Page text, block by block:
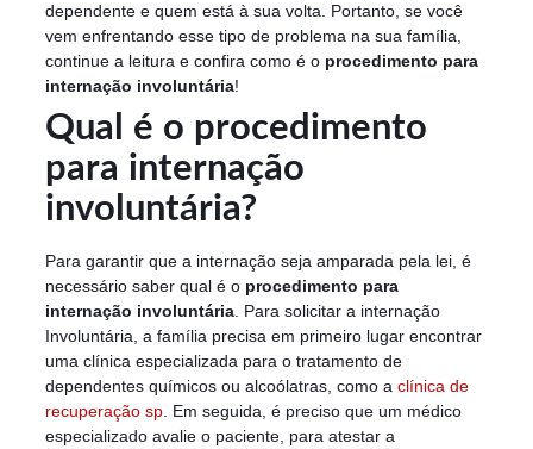
dependente e quem está à sua volta. Portanto, se você
vem enfrentando esse tipo de problema na sua família,
continue a leitura e confira como é o procedimento para
internação involuntária!
Qual é o procedimento
para internação
involuntária?
Para garantir que a internação seja amparada pela lei, é
necessário saber qual é o procedimento para
internação involuntária. Para solicitar a internação
Involuntária, a família precisa em primeiro lugar encontrar
uma clínica especializada para o tratamento de
dependentes químicos ou alcoólatras, como a clínica de
recuperação sp. Em seguida, é preciso que um médico
especializado avalie o paciente, para atestar a